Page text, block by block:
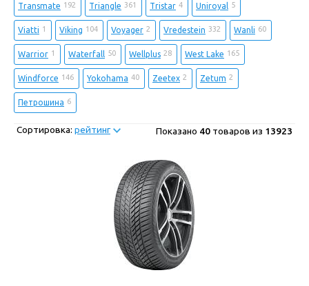
Transmate 192 Triangle 361 Tristar 4 Uniroyal 5
Viatti 1 Viking 104 Voyager 2 Vredestein 332 Wanli 60
Warrior 1 Waterfall 50 Wellplus 28 West Lake 165
Windforce 146 Yokohama 40 Zeetex 2 Zetum 2
Петрошина 6
Сортировка: рейтинг Показано 40 товаров из 13923